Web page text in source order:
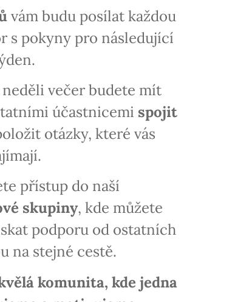
vám budu posílat každou
s pokyny pro následující
večer budete mít
účastnicemi spojit
otázky, které vás
přístup do naší
skupiny, kde můžete
podporu od ostatních
na stejné cestě.
komunita, kde jedna